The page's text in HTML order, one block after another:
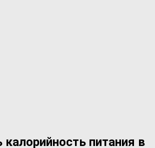
питания в